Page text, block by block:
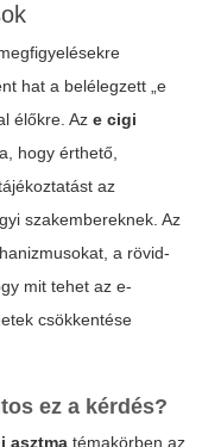
hat a belélegzett „e
élőkre. Az e cigi
hogy érthető,
az
szakembereknek. Az
a rövid-
mit tehet az e-
csökkentése
ez a kérdés?
asztma témakörben az